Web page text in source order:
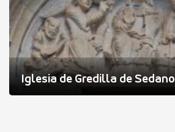
Iglesia de Gredilla de Sedano